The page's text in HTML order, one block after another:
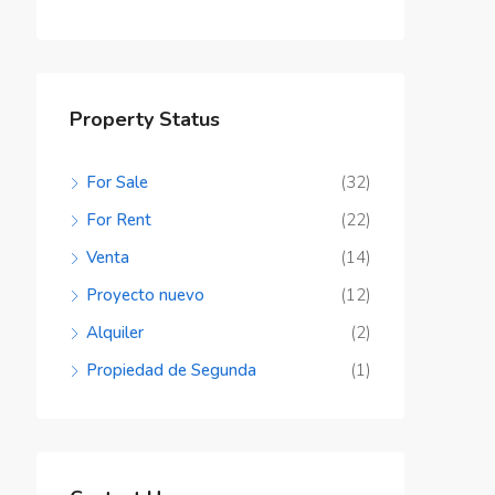
Property Status
For Sale
(32)
For Rent
(22)
Venta
(14)
Proyecto nuevo
(12)
Alquiler
(2)
Propiedad de Segunda
(1)